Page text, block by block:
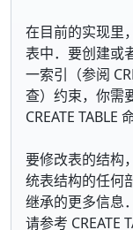
在目前的实现里
表中．要创建或
一索引（参阅
查）约束，你需
CREATE TABLE
要修改表的结构
统表结构的任何
继承的更多信息．
请参考 CREATE